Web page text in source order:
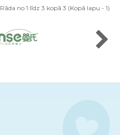
Rāda no 1 līdz 3 kopā 3 (Kopā lapu - 1)